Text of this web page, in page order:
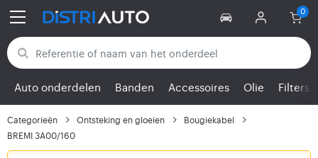
Terug naar categorieën
Auto onderdelen Banden Accessoires Olie Filters
Categorieën Ontsteking en gloeien
Bougiekabel
BREMI 3A00/160